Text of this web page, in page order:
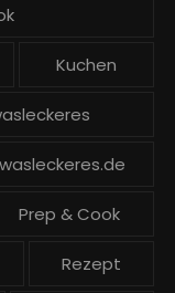
Kuchen
Prep & Cook
Rezept